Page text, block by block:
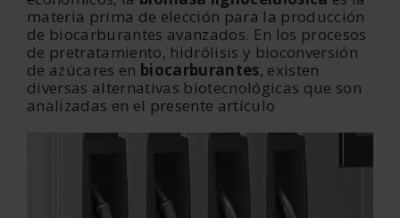
materia prima de elección para la producción
de biocarburantes avanzados. En los procesos
de pretratamiento, hidrólisis y bioconversión
de azúcares en biocarburantes, existen
diversas alternativas biotecnológicas que son
analizadas en el presente artículo